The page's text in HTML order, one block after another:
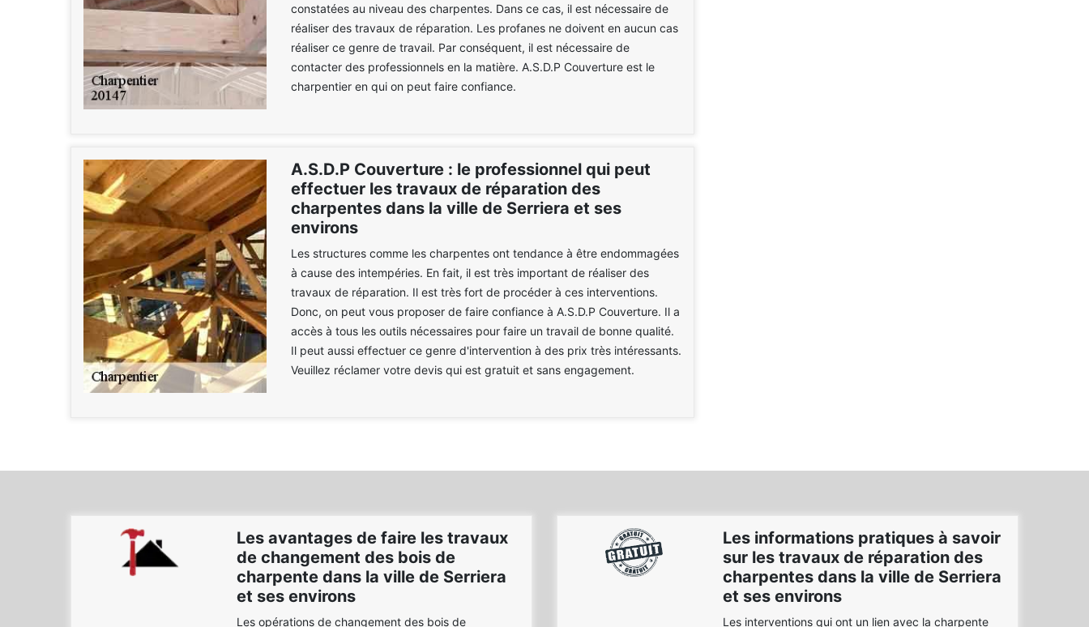
constatées au niveau des charpentes. Dans ce cas, il est nécessaire de
réaliser des travaux de réparation. Les profanes ne doivent en aucun cas
réaliser ce genre de travail. Par conséquent, il est nécessaire de
contacter des professionnels en la matière. A.S.D.P Couverture est le
charpentier en qui on peut faire confiance.
A.S.D.P Couverture : le professionnel qui peut
effectuer les travaux de réparation des
charpentes dans la ville de Serriera et ses
environs
Les structures comme les charpentes ont tendance à être endommagées
à cause des intempéries. En fait, il est très important de réaliser des
travaux de réparation. Il est très fort de procéder à ces interventions.
Donc, on peut vous proposer de faire confiance à A.S.D.P Couverture. Il a
accès à tous les outils nécessaires pour faire un travail de bonne qualité.
Il peut aussi effectuer ce genre d'intervention à des prix très intéressants.
Veuillez réclamer votre devis qui est gratuit et sans engagement.
Les avantages de faire les travaux
de changement des bois de
charpente dans la ville de Serriera
et ses environs
Les opérations de changement des bois de
Les informations pratiques à savoir
sur les travaux de réparation des
charpentes dans la ville de Serriera
et ses environs
Les interventions qui ont un lien avec la charpente